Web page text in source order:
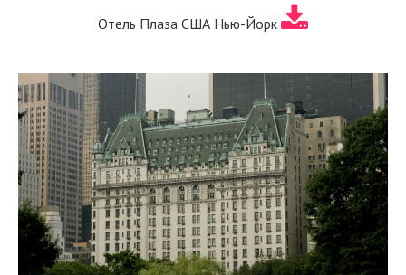
Отель Плаза США Нью-Йорк